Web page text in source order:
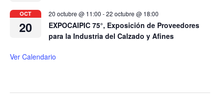
OCT
20
20 octubre @ 11:00 -22 octubre @ 18:00
EXPOCAIPIC 75°, Exposición de Proveedores
para la Industria del Calzado y Afines
Ver Calendario